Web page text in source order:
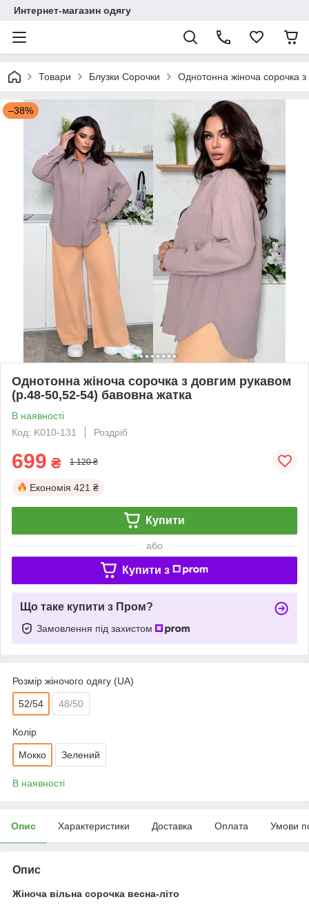
Интернет-магазин одягу
Товари Блузки Сорочки Однотонна жіноча сорочка
–38%
Однотонна жіноча сорочка з довгим рукавом
(р.48-50,52-54) бавовна жатка
В наявності
Код: K010-131
Роздріб
699 ₴ 1 120 ₴
Економія 421 ₴
Купити
або
Купити з
Що таке купити з Пром?
Замовлення під захистом
Розмір жіночого одягу (UA)
52/54 48/50
Колір
Мокко Зелений
В наявності
Опис Характеристики Доставка Оплата Умови
Опис
Жіноча вільна сорочка весна-літо